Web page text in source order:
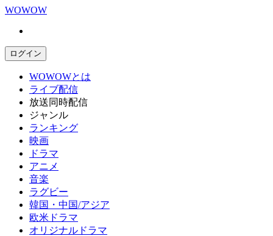
WOWOW
ログイン
WOWOWとは
ライブ配信
放送同時配信
ジャンル
ランキング
映画
ドラマ
アニメ
音楽
ラグビー
韓国・中国/アジア
欧米ドラマ
オリジナルドラマ